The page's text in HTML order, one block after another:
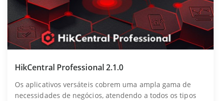
HikCentral Professional 2.1.0
Os aplicativos versáteis cobrem uma ampla gama de
necessidades de negócios, atendendo a todos os tipos